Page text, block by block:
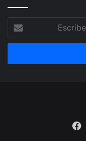
tu
correo